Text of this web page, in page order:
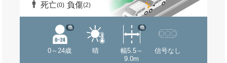
死亡(0) 負傷(2)
0～24歳
他
晴
幅5.5～
9.0m
他
信号なし